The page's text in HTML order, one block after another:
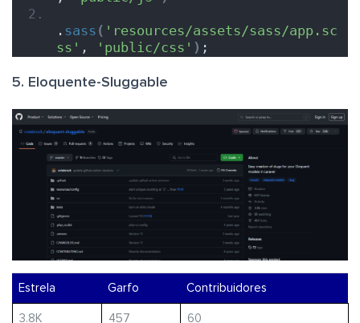
. sass ( 'resources/assets/sass/app.sc
ss' , 'public/css' ) ;
5. Eloquente-Sluggable
Estrela Garfo Contribuidores
3.8K 457 60